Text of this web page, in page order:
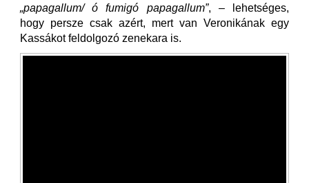
„papagallum/ ó fumigó papagallum”, – lehetséges,
hogy persze csak azért, mert van Veronikának egy
Kassákot feldolgozó zenekara is.